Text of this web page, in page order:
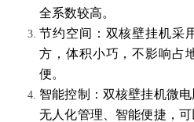
全系数较高。
节约空间： 双核壁挂机采
方 ， 体积小巧 ，不影响占
便。
智能控制： 双核壁挂机微电
无人化管理、智能便捷， 可